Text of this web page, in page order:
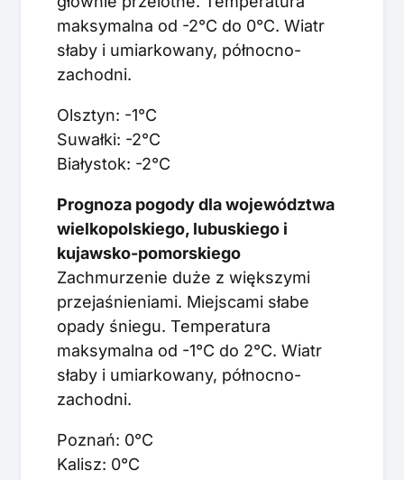
maksymalna od -2°C do 0°C. Wiatr
słaby i umiarkowany, północno-
zachodni.
Olsztyn: -1°C
Suwałki: -2°C
Białystok: -2°C
Prognoza pogody dla województwa
wielkopolskiego, lubuskiego i
kujawsko-pomorskiego
Zachmurzenie duże z większymi
przejaśnieniami. Miejscami słabe
opady śniegu. Temperatura
maksymalna od -1°C do 2°C. Wiatr
słaby i umiarkowany, północno-
zachodni.
Poznań: 0°C
Kalisz: 0°C